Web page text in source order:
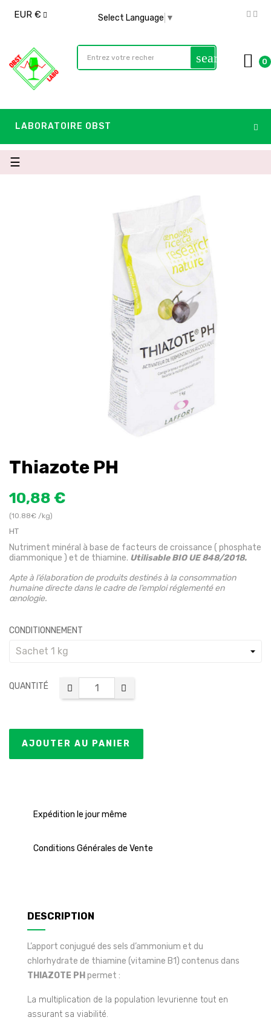
EUR € Select Language ▼
search 0
LABORATOIRE OBST
Basculer
la
☰
Thiazote PH
10,88 €
(10.88€ /kg)
HT
Nutriment minéral à base de facteurs de croissance ( phosphate
diammonique ) et de thiamine. Utilisable BIO UE 848/2018.
Apte à l’élaboration de produits destinés à la consommation
humaine directe dans le cadre de l’emploi réglementé en
œnologie.
CONDITIONNEMENT
QUANTITÉ
AJOUTER AU PANIER
Expédition le jour même
Conditions Générales de Vente
DESCRIPTION
L’apport conjugué des sels d’ammonium et du
chlorhydrate de thiamine (vitamine B1) contenus dans
THIAZOTE PH permet :
La multiplication de la population levurienne tout en
assurant sa viabilité.